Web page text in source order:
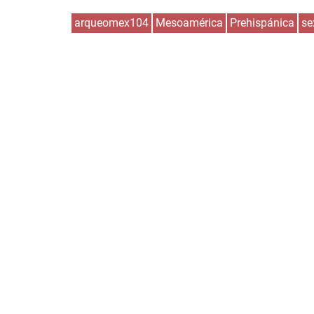
arqueomex104 Mesoamérica Prehispánica